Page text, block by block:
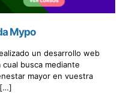
Mypo
un desarrollo web
busca mediante
mayor en vuestra
[…]